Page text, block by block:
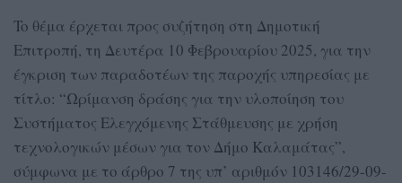
To θέμα έρχεται προς συζήτηση στη Δημοτική
Επιτροπή, τη Δευτέρα 10 Φεβρουαρίου 2025, για την
έγκριση των παραδοτέων της παροχής υπηρεσίας με
τίτλο: “Ωρίμανση δράσης για την υλοποίηση του
Συστήματος Ελεγχόμενης Στάθμευσης με χρήση
τεχνολογικών μέσων για τον Δήμο Καλαμάτας”,
σύμφωνα με το άρθρο 7 της υπ’ αριθμόν 103146/29-09-